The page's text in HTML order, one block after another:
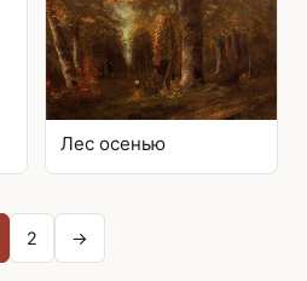
Лес осенью
2 →